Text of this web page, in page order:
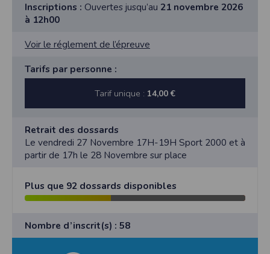
Inscriptions : Ouvertes jusqu’au 21 novembre 2026
à 12h00
Voir le réglement de l’épreuve
Tarifs par personne :
Tarif unique : 14,00 €
Retrait des dossards
Le vendredi 27 Novembre 17H-19H Sport 2000 et à
partir de 17h le 28 Novembre sur place
Plus que 92 dossards disponibles
Nombre d’inscrit(s) : 58